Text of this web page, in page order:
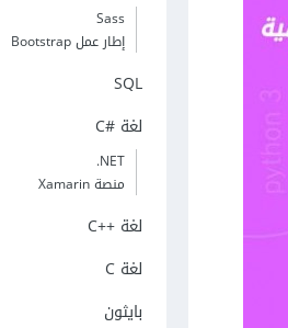
Sass
إطار عمل Bootstrap
SQL
لغة C#‎
‎.NET
منصة Xamarin
لغة C++‎
لغة C
بايثون